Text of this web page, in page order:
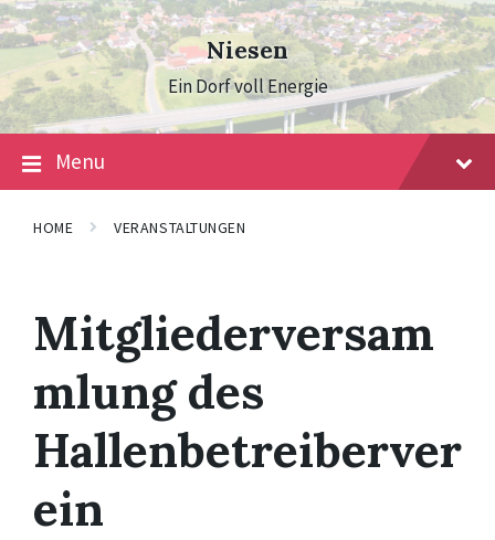
Skip
to
content
Skip
to
main
navigation
Skip
to
footer
Niesen
Ein Dorf voll Energie
Menu
HOME VERANSTALTUNGEN
Mitgliederversam
mlung des
Hallenbetreiberver
ein